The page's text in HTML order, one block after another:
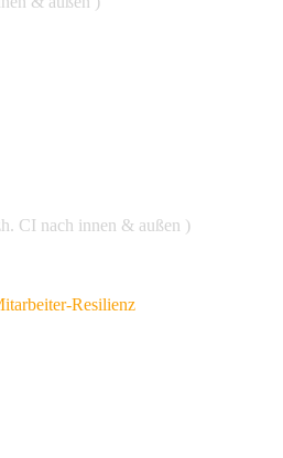
CI nach innen & außen )
Resilienz